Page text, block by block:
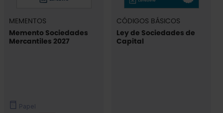
MEMENTOS
Memento Sociedades
Mercantiles 2027
Papel
CÓDIGOS BÁSICOS
Ley de Sociedades de
Capital